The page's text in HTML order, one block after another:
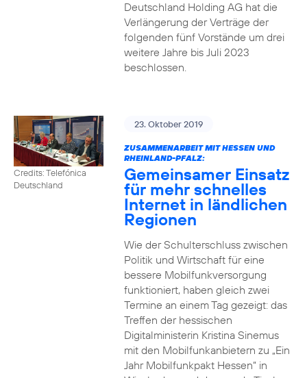
Deutschland Holding AG hat die
Verlängerung der Verträge der
folgenden fünf Vorstände um drei
weitere Jahre bis Juli 2023
beschlossen.
Credits: Telefónica
Deutschland
23. Oktober 2019
ZUSAMMENARBEIT MIT HESSEN UND
RHEINLAND-PFALZ:
Gemeinsamer Einsatz
für mehr schnelles
Internet in ländlichen
Regionen
Wie der Schulterschluss zwischen
Politik und Wirtschaft für eine
bessere Mobilfunkversorgung
funktioniert, haben gleich zwei
Termine an einem Tag gezeigt: das
Treffen der hessischen
Digitalministerin Kristina Sinemus
mit den Mobilfunkanbietern zu „Ein
Jahr Mobilfunkpakt Hessen“ in